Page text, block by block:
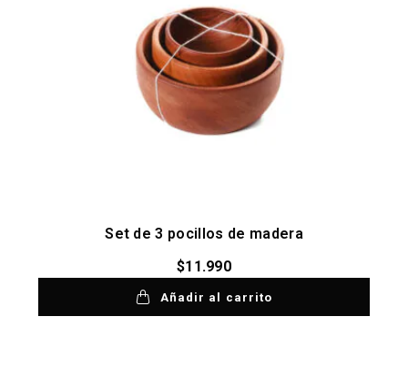
Set de 3 pocillos de madera
$11.990
Añadir al carrito